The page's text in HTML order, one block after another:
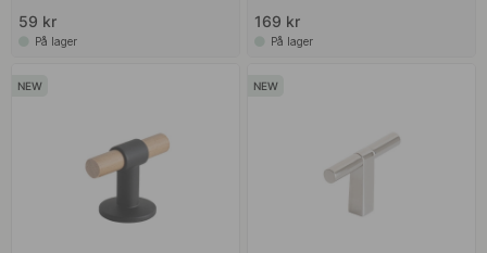
59 kr
På lager
169 kr
På lager